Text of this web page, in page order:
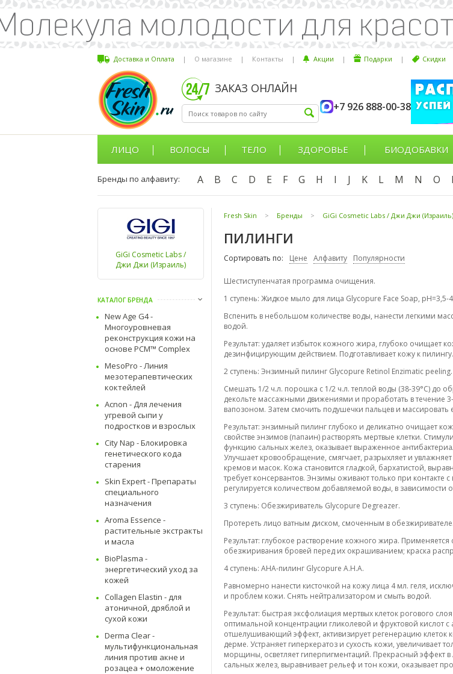
Доставка и Оплата | О магазине | Контакты | Акции | Подарки | Скидки
ЗАКАЗ ОНЛАЙН
+7 926 888-00-38
ЛИЦО ВОЛОСЫ ТЕЛО ЗДОРОВЬЕ БИОДОБАВКИ
Бренды по алфавиту: A B C D E F G H I J K L M N O
GiGi Cosmetic Labs /
Джи Джи (Израиль)
КАТАЛОГ БРЕНДА
New Age G4 -
Многоуровневая
реконструкция кожи на
основе PCM™ Complex
MesoPro - Линия
мезотерапевтических
коктейлей
Acnon - Для лечения
угревой сыпи у
подростков и взрослых
City Nap - Блокировка
генетического кода
старения
Skin Expert - Препараты
cпециального
назначения
Aroma Essence -
растительные экстракты
и масла
BioPlasma -
энергетический уход за
кожей
Collagen Elastin - для
атоничной, дряблой и
сухой кожи
Derma Clear -
мультифункциональная
линия против акне и
розацеа + омоложение
Fresh Skin > Бренды > GiGi Cosmetic Labs / Джи Джи (Израиль)
ПИЛИНГИ
Сортировать по: Цене Алфавиту Популярности
Шестиступенчатая программа очищения.
1 ступень: Жидкое мыло для лица Glycopure Face Soap, pH=3,5-
Вспенить в небольшом количестве воды, нанести легкими
водой.
Результат: удаляет избыток кожного жира, глубоко очищает
дезинфицирующим действием. Подготавливает кожу к пилингу.
2 ступень: Энзимный пилинг Glycopure Retinol Enzimatic peeling.
Смешать 1/2 ч.л. порошка с 1/2 ч.л. теплой воды (38-39°С) до
декольте массажными движениями и проработать в течение
вапозоном. Затем смочить подушечки пальцев и
Результат: энзимный пилинг глубоко и деликатно очищает
свойстве энзимов (папаин) растворять мертвые клетки.
функцию сальных желез, оказывает выраженное
Улучшает кровообращение, смягчает, разрыхляет и
кремов и масок. Кожа становится гладкой, бархатистой,
требует консервантов. Энзимы оживают только при контакте
регулируется количеством добавляемой воды, в зависимости
3 ступень: Обезжириватель Glycopure Degreazer.
Протереть лицо ватным диском, смоченным в обезжиривателе.
Результат: глубокое растворение кожного жира.
обезжиривания бровей перед их окрашиванием; краска
4 ступень: АНА-пилинг Glycopure A.H.A.
Равномерно нанести кисточкой на кожу лица 4 мл. геля,
и проблем кожи. Снять нейтрализатором и смыть водой.
Результат: быстрая эксфолиация мертвых клеток рогового
оптимальной концентрации гликолевой и фруктовой
отшелушивающий эффект, активизирует регенерацию клеток
дерме. Устраняет гиперкератоз и сухость кожи, увеличивает
морщины, осветляет гиперпигментаций. Прекрасный эффект
сальных желез, выравнивает рельеф и тон кожи, оказывает